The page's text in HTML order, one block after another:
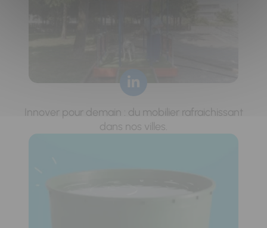
Innover pour demain : du mobilier rafraichissant
dans nos villes.